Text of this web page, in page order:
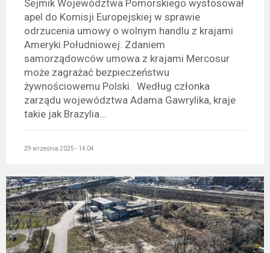
Sejmik Województwa Pomorskiego wystosował
apel do Komisji Europejskiej w sprawie
odrzucenia umowy o wolnym handlu z krajami
Ameryki Południowej. Zdaniem
samorządowców umowa z krajami Mercosur
może zagrażać bezpieczeństwu
żywnościowemu Polski. Według członka
zarządu województwa Adama Gawrylika, kraje
takie jak Brazylia...
29 września 2025 - 14:04